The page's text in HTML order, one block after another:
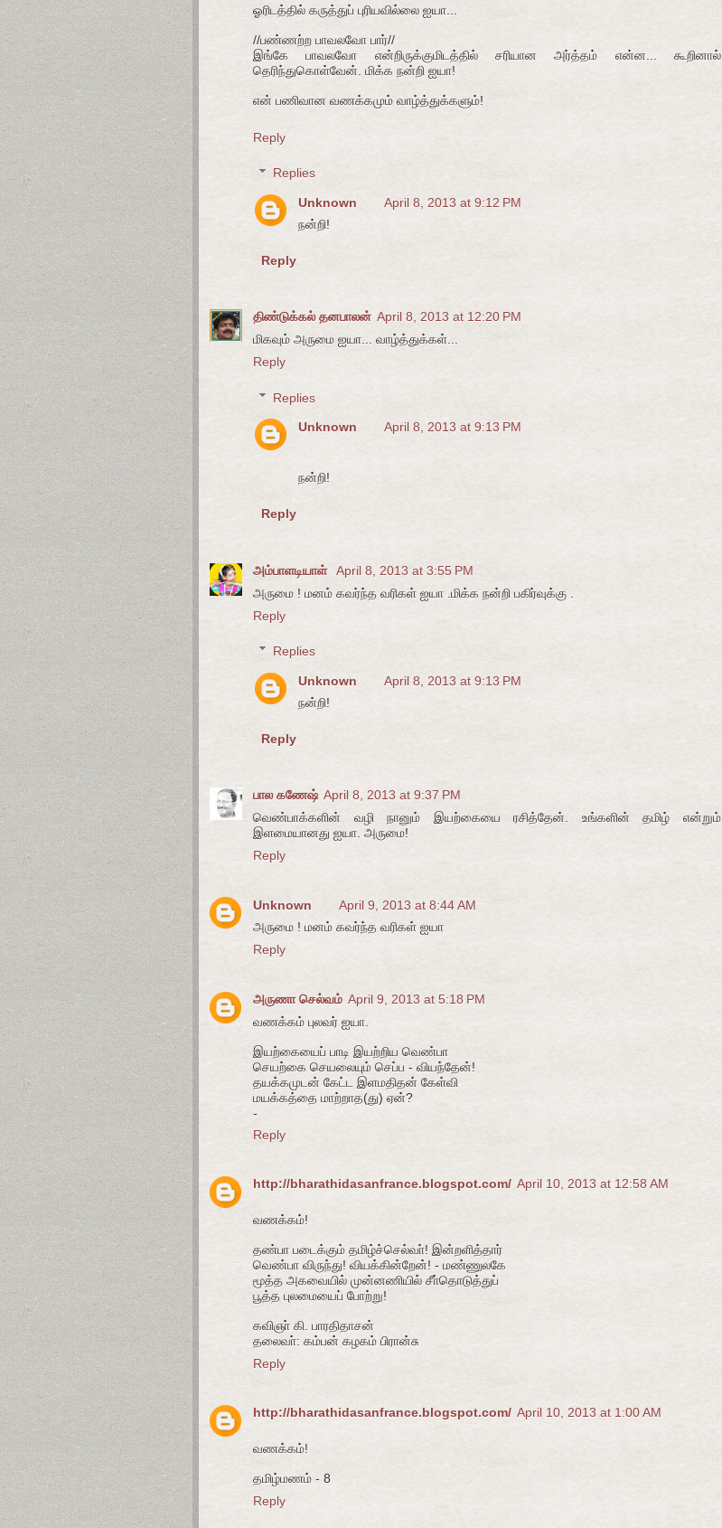
ஓரிடத்தில் கருத்துப் புரியவில்லை ஐயா...
//பண்ணற்ற பாவலவோ பார்//
இங்கே பாவலவோ என்றிருக்குமிடத்தில் சரியான அர்த்தம் என்ன... கூறினால்
தெரிந்துகொள்வேன். மிக்க நன்றி ஐயா!
என் பணிவான வணக்கமும் வாழ்த்துக்களும்!
Reply
Replies
Unknown
April 8, 2013 at 9:12 PM
நன்றி!
Reply
திண்டுக்கல் தனபாலன் April 8, 2013 at 12:20 PM
மிகவும் அருமை ஐயா... வாழ்த்துக்கள்...
Reply
Replies
Unknown April 8, 2013 at 9:13 PM
நன்றி!
Reply
அம்பாளடியாள் April 8, 2013 at 3:55 PM
அருமை ! மனம் கவர்ந்த வரிகள் ஐயா .மிக்க நன்றி பகிர்வுக்கு .
Reply
Replies
Unknown
April 8, 2013 at 9:13 PM
நன்றி!
Reply
பால கணேஷ் April 8, 2013 at 9:37 PM
வெண்பாக்களின் வழி நானும் இயற்கையை ரசித்தேன். உங்களின் தமிழ் என்றும்
இளமையானது ஐயா. அருமை!
Reply
Unknown
April 9, 2013 at 8:44 AM
அருமை ! மனம் கவர்ந்த வரிகள் ஐயா
Reply
அருணா செல்வம் April 9, 2013 at 5:18 PM
வணக்கம் புலவர் ஐயா.
இயற்கையைப் பாடி இயற்றிய வெண்பா
செயற்கை செயலையும் செப்ப - வியந்தேன்!
தயக்கமுடன் கேட்ட இளமதிதன் கேள்வி
மயக்கத்தை மாற்றாத(து) ஏன்?
-
Reply
http://bharathidasanfrance.blogspot.com/ April 10, 2013 at 12:58 AM
வணக்கம்!
தண்பா படைக்கும் தமிழ்ச்செல்வா்! இன்றளித்தார்
வெண்பா விருந்து! வியக்கின்றேன்! - மண்ணுலகே
மூத்த அகவையில் முன்னணியில் சீா்தொடுத்துப்
பூத்த புலமையைப் போற்று!
கவிஞா் கி. பாரதிதாசன்
தலைவா்: கம்பன் கழகம் பிரான்சு
Reply
http://bharathidasanfrance.blogspot.com/ April 10, 2013 at 1:00 AM
வணக்கம்!
தமிழ்மணம் - 8
Reply